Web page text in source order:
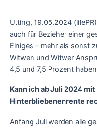
Utting, 19.06.2024
auch für Bezieher einer
Einiges – mehr als sonst
Witwen und Witwer
4,5 und 7,5 Prozent
Kann ich ab Juli 2024
Hinterbliebenenrente
Anfang Juli werden alle